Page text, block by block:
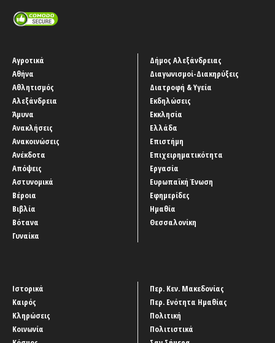
Αγροτικά
Αθήνα
Αθλητισμός
Αλεξάνδρεια
Άμυνα
Ανακλήσεις
Ανακοινώσεις
Ανέκδοτα
Απόψεις
Αστυνομικά
Βέροια
Βιβλία
Βότανα
Γυναίκα
Δήμος Αλεξάνδρειας
Διαγωνισμοί-Διακηρύξεις
Διατροφή & Υγεία
Εκδηλώσεις
Εκκλησία
Ελλάδα
Επιστήμη
Επιχειρηματικότητα
Εργασία
Ευρωπαϊκή Ένωση
Εφημερίδες
Ημαθία
Θεσσαλονίκη
Ιστορικά
Καιρός
Κληρώσεις
Κοινωνία
Περ. Κεν. Μακεδονίας
Περ. Ενότητα Ημαθίας
Πολιτική
Πολιτιστικά